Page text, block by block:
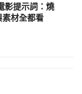
提示詞：燒
材全都看